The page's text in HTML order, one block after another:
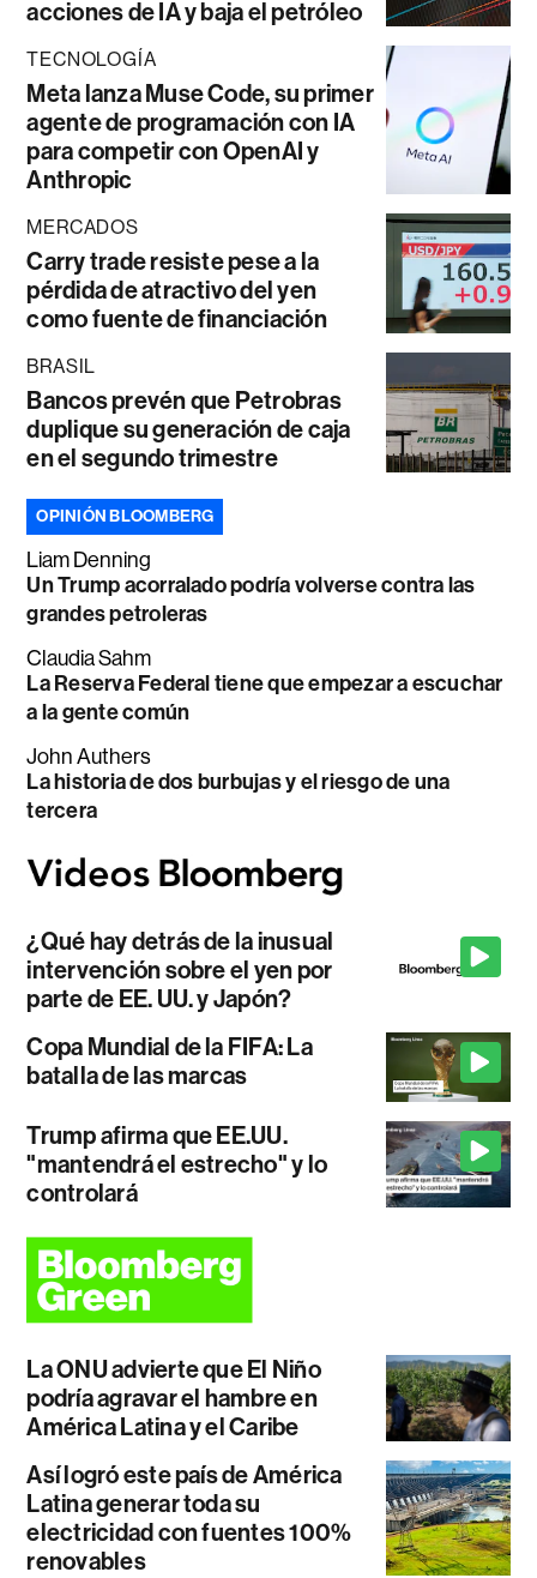
acciones de IA y baja el petróleo
TECNOLOGÍA
Meta lanza Muse Code, su primer
agente de programación con IA
para competir con OpenAI y
Anthropic
MERCADOS
Carry trade resiste pese a la
pérdida de atractivo del yen
como fuente de financiación
BRASIL
Bancos prevén que Petrobras
duplique su generación de caja
en el segundo trimestre
OPINIÓN BLOOMBERG
Liam Denning
Un Trump acorralado podría volverse contra las
grandes petroleras
Claudia Sahm
La Reserva Federal tiene que empezar a escuchar
a la gente común
John Authers
La historia de dos burbujas y el riesgo de una
tercera
¿Qué hay detrás de la inusual
intervención sobre el yen por
parte de EE. UU. y Japón?
Copa Mundial de la FIFA: La
batalla de las marcas
Trump afirma que EE.UU.
"mantendrá el estrecho" y lo
controlará
La ONU advierte que El Niño
podría agravar el hambre en
América Latina y el Caribe
Así logró este país de América
Latina generar toda su
electricidad con fuentes 100%
renovables